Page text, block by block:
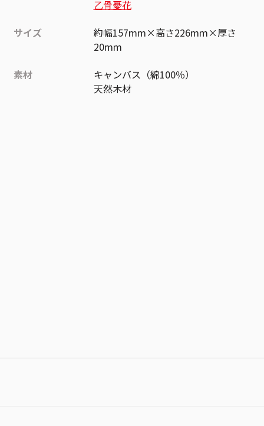
乙骨憂花
サイズ
約幅157mm×高さ226mm×厚さ
20mm
素材
キャンバス（綿100％）
天然木材